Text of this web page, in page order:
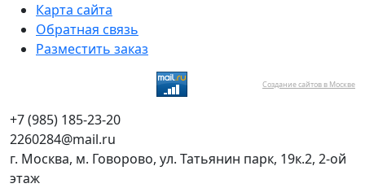
Карта сайта
Обратная связь
Разместить заказ
Создание сайтов в Москве
+7 (985) 185-23-20
2260284@mail.ru
г. Москва, м. Говорово, ул. Татьянин парк, 19к.2, 2-ой
этаж